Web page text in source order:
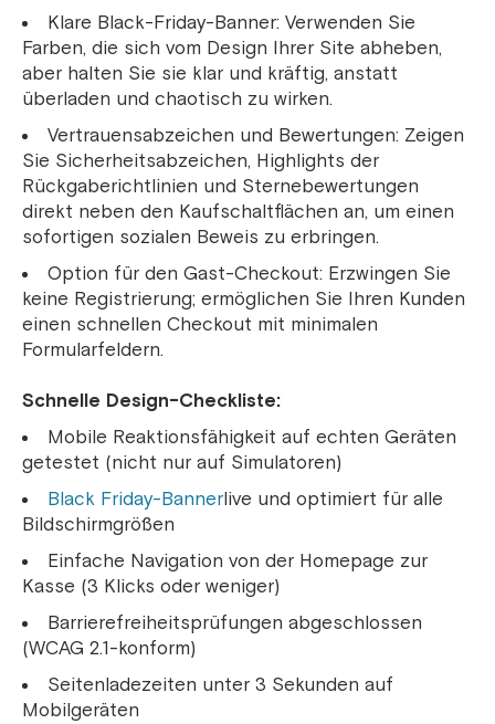
Klare Black-Friday-Banner: Verwenden Sie
Farben, die sich vom Design Ihrer Site abheben,
aber halten Sie sie klar und kräftig, anstatt
überladen und chaotisch zu wirken.
Vertrauensabzeichen und Bewertungen: Zeigen
Sie Sicherheitsabzeichen, Highlights der
Rückgaberichtlinien und Sternebewertungen
direkt neben den Kaufschaltflächen an, um einen
sofortigen sozialen Beweis zu erbringen.
Option für den Gast-Checkout: Erzwingen Sie
keine Registrierung; ermöglichen Sie Ihren Kunden
einen schnellen Checkout mit minimalen
Formularfeldern.
Schnelle Design-Checkliste:
Mobile Reaktionsfähigkeit auf echten Geräten
getestet (nicht nur auf Simulatoren)
Black Friday-Bannerlive und optimiert für alle
Bildschirmgrößen
Einfache Navigation von der Homepage zur
Kasse (3 Klicks oder weniger)
Barrierefreiheitsprüfungen abgeschlossen
(WCAG 2.1-konform)
Seitenladezeiten unter 3 Sekunden auf
Mobilgeräten